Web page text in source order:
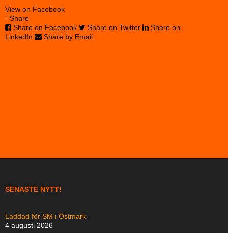
View on Facebook
· Share
Share on Facebook
Share on Twitter
Share on
LinkedIn
Share by Email
SENASTE NYTT!
Laddad för SM i Östmark
4 augusti 2026